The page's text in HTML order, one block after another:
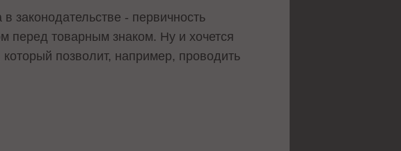
законодательстве - первичность
перед товарным знаком. Ну и хочется
позволит, например, проводить